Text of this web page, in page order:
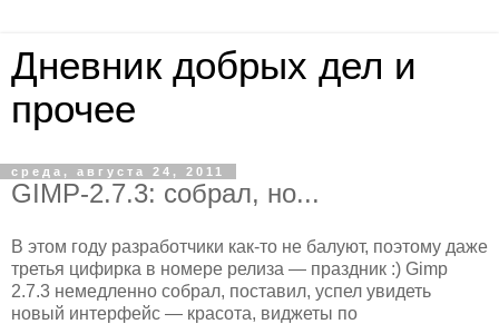
Дневник добрых дел и
прочее
среда, августа 24, 2011
GIMP-2.7.3: собрал, но...
В этом году разработчики как-то не балуют, поэтому даже
третья цифирка в номере релиза ― праздник :) Gimp
2.7.3 немедленно собрал, поставил, успел увидеть
новый интерфейс ― красота, виджеты по